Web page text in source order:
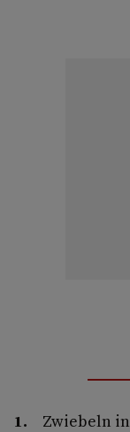
Zwiebeln